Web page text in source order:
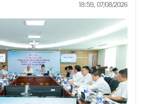
18:59, 07/08/2026